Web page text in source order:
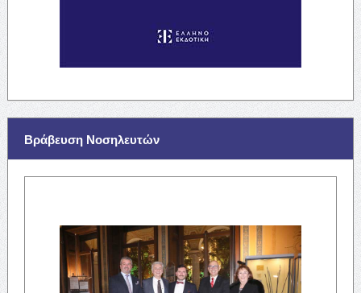
Βράβευση Νοσηλευτών